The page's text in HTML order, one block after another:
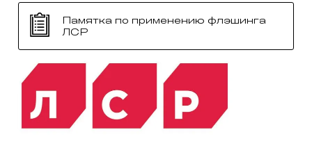
Памятка по применению флэшинга
ЛСР